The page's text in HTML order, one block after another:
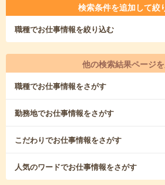
検索条件を追加して絞
職種でお仕事情報を絞り込む
他の検索結果ページ
職種でお仕事情報をさがす
勤務地でお仕事情報をさがす
こだわりでお仕事情報をさがす
人気のワードでお仕事情報をさがす